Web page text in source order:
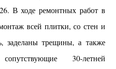
В ходе ремонтных работ в
всей плитки, со стен и
заделаны трещины, а также
30-летней